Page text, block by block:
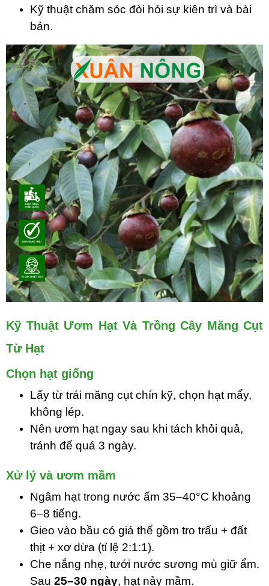
Kỹ thuật chăm sóc đòi hỏi sự kiên trì và bài
bản.
Kỹ Thuật Ươm Hạt Và Trồng Cây Măng Cụt
Từ Hạt
Chọn hạt giống
Lấy từ trái măng cụt chín kỹ, chọn hạt mẩy,
không lép.
Nên ươm hạt ngay sau khi tách khỏi quả,
tránh để quá 3 ngày.
Xử lý và ươm mầm
Ngâm hạt trong nước ấm 35–40°C khoảng
6–8 tiếng.
Gieo vào bầu có giá thể gồm tro trấu + đất
thịt + xơ dừa (tỉ lệ 2:1:1).
Che nắng nhẹ, tưới nước sương mù giữ ẩm.
Sau 25–30 ngày, hạt nảy mầm.